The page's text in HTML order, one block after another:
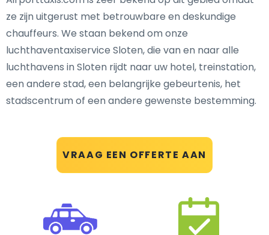
VRAAG EEN OFFERTE AAN
ze zijn uitgerust met betrouwbare en deskundige
chauffeurs. We staan bekend om onze
luchthaventaxiservice Sloten, die van en naar alle
luchthavens in Sloten rijdt naar uw hotel, treinstation,
een andere stad, een belangrijke gebeurtenis, het
stadscentrum of een andere gewenste bestemming.